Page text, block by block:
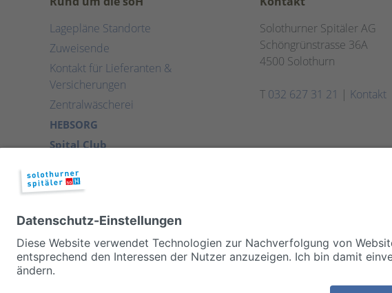
Lagepläne Standorte
Zuweisende
Kontakt für Lieferanten &
Versicherungen
Zentralwäscherei
HEBSORG
Spital Club
Solothurner Spitäler AG
Schöngrünstrasse 36A
4500 Solothurn
T 032 627 31 21 | Kontakt
© 2026, Solothurner Spitäler AG
Impressum